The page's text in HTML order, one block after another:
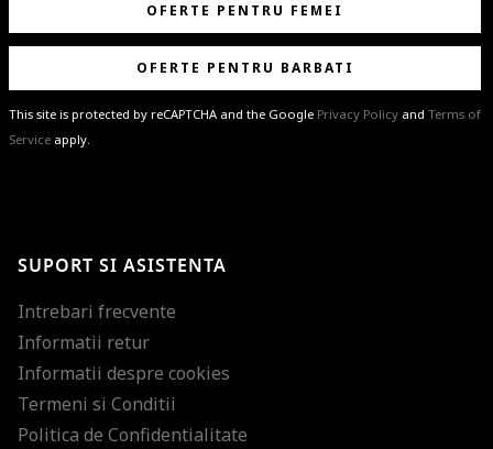
OFERTE PENTRU FEMEI
OFERTE PENTRU BARBATI
This site is protected by reCAPTCHA and the Google Privacy Policy and Terms of
Service apply.
ultimele tendinte in moda!
SUPORT SI ASISTENTA
Intrebari frecvente
Informatii retur
Informatii despre cookies
Termeni si Conditii
Politica de Confidentialitate